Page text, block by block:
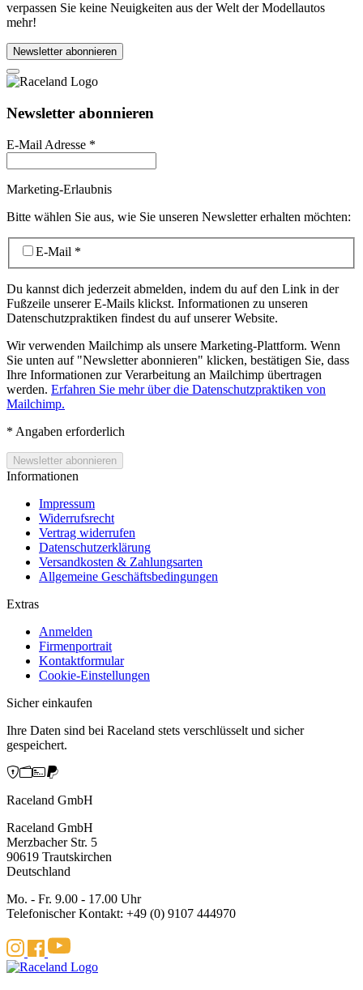
verpassen Sie keine Neuigkeiten aus der Welt der Modellautos
mehr!
Newsletter abonnieren
Newsletter abonnieren
E-Mail Adresse *
Marketing-Erlaubnis
Bitte wählen Sie aus, wie Sie unseren Newsletter erhalten möchten:
E-Mail *
Du kannst dich jederzeit abmelden, indem du auf den Link in der
Fußzeile unserer E-Mails klickst. Informationen zu unseren
Datenschutzpraktiken findest du auf unserer Website.
Wir verwenden Mailchimp als unsere Marketing-Plattform. Wenn
Sie unten auf "Newsletter abonnieren" klicken, bestätigen Sie, dass
Ihre Informationen zur Verarbeitung an Mailchimp übertragen
werden. Erfahren Sie mehr über die Datenschutzpraktiken von
Mailchimp.
* Angaben erforderlich
Informationen
Impressum
Widerrufsrecht
Vertrag widerrufen
Datenschutzerklärung
Versandkosten & Zahlungsarten
Allgemeine Geschäftsbedingungen
Extras
Anmelden
Firmenportrait
Kontaktformular
Cookie-Einstellungen
Sicher einkaufen
Ihre Daten sind bei Raceland stets verschlüsselt und sicher
gespeichert.
Raceland GmbH
Raceland GmbH
Merzbacher Str. 5
90619 Trautskirchen
Deutschland
Mo. - Fr. 9.00 - 17.00 Uhr
Telefonischer Kontakt: +49 (0) 9107 444970